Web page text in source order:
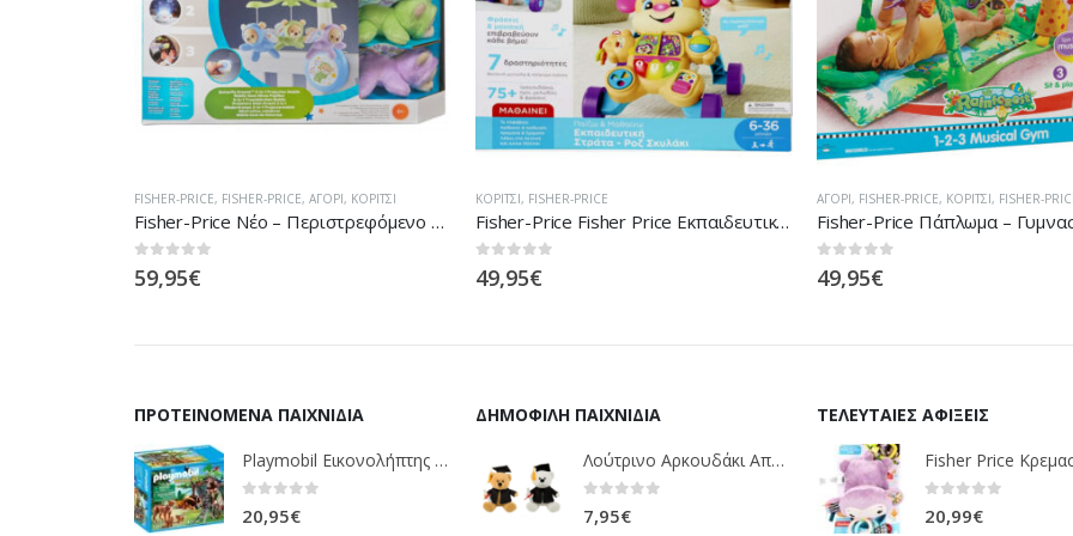
ΚΟΡΊΤΣΙ,FISHER-PRICE
Fisher-Price Fisher Price Εκπαιδευτική Στρατα Σκυλάκι Smart Stages Ροζ FTC68
0out of 5
49,95€
ΑΓΌΡΙ,FISHER-PRICE,ΚΟΡΊΤΣΙ
Fisher-Price Πάπλωμα – Γυμναστήριο Rainforest L1664
0out of 5
49,95€
FISHER-PRICE,FISHER-PRICE,ΑΓΌΡΙ,
0out of 5
39,95€
ΠΡΟΤΕΙΝΌΜΕΝΑ ΠΑΙΧΝΊΔΙΑ
Playmobil Εικονολήπτης Και Οικογένεια Από Λύγκες 5561
20,95€
ΔΗΜΟΦΙΛΉ ΠΑΙΧΝΊΔΙΑ
Λούτρινο Αρκουδάκι Αποφοίτηση Σε 1 ΧΡΩΜΑ (ΛΕΥΚΟ)25Εκ 1850
7,95€
ΤΕΛΕΥΤΑΊΕΣ ΑΦΊΞΕΙΣ
20,99€